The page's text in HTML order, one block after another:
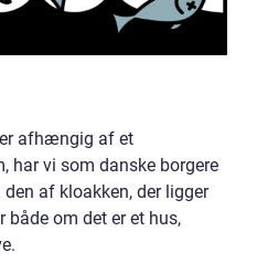
afhængig af et
har vi som danske borgere
af kloakken, der ligger
om det er et hus,